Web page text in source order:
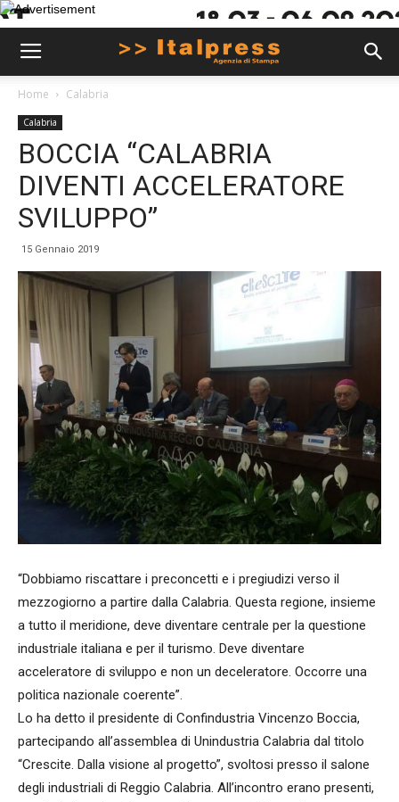
Home Calabria
Calabria
BOCCIA “CALABRIA
DIVENTI ACCELERATORE
SVILUPPO”
15 Gennaio 2019
“Dobbiamo riscattare i preconcetti e i pregiudizi verso il
mezzogiorno a partire dalla Calabria. Questa regione, insieme
a tutto il meridione, deve diventare centrale per la questione
industriale italiana e per il turismo. Deve diventare
acceleratore di sviluppo e non un deceleratore. Occorre una
politica nazionale coerente”.
Lo ha detto il presidente di Confindustria Vincenzo Boccia,
partecipando all’assemblea di Unindustria Calabria dal titolo
“Crescite. Dalla visione al progetto”, svoltosi presso il salone
degli industriali di Reggio Calabria. All’incontro erano presenti,